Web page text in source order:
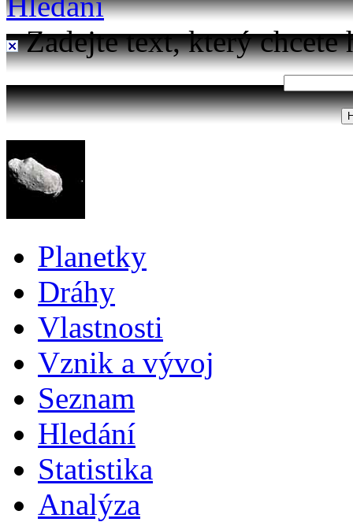
Zadejte text, který chcete
Planetky
Dráhy
Vlastnosti
Vznik a vývoj
Seznam
Hledání
Statistika
Analýza